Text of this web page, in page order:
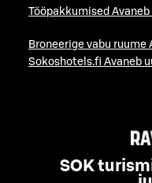
Tööpakkumised
Broneerige vabu ruume
Sokoshotels.fi Avaneb
SOK